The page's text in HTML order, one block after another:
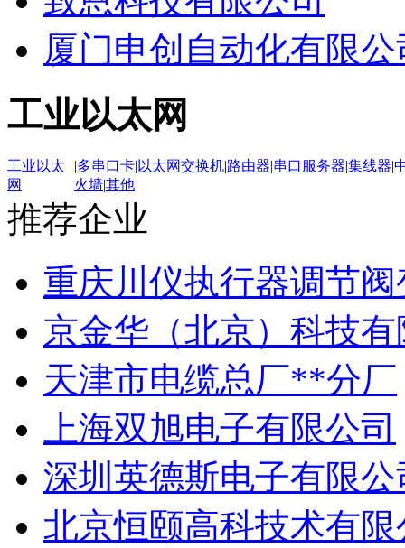
厦门申创自动化有限公
工业以太网
工业以太
网
|多串口卡| 以太网交换机|路由器|串口服务器|集线器|
火墙|其他
推荐企业
重庆川仪执行器调节
京金华（北京）科技
天津市电缆总厂**分厂
上海双旭电子有限公司
深圳英德斯电子有限公
北京恒颐高科技术有限